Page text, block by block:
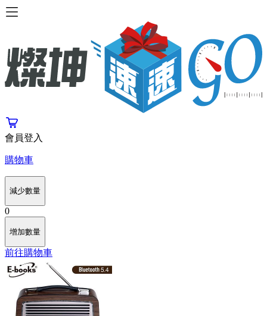
會員登入
購物車
減少數量
0
增加數量
前往購物車